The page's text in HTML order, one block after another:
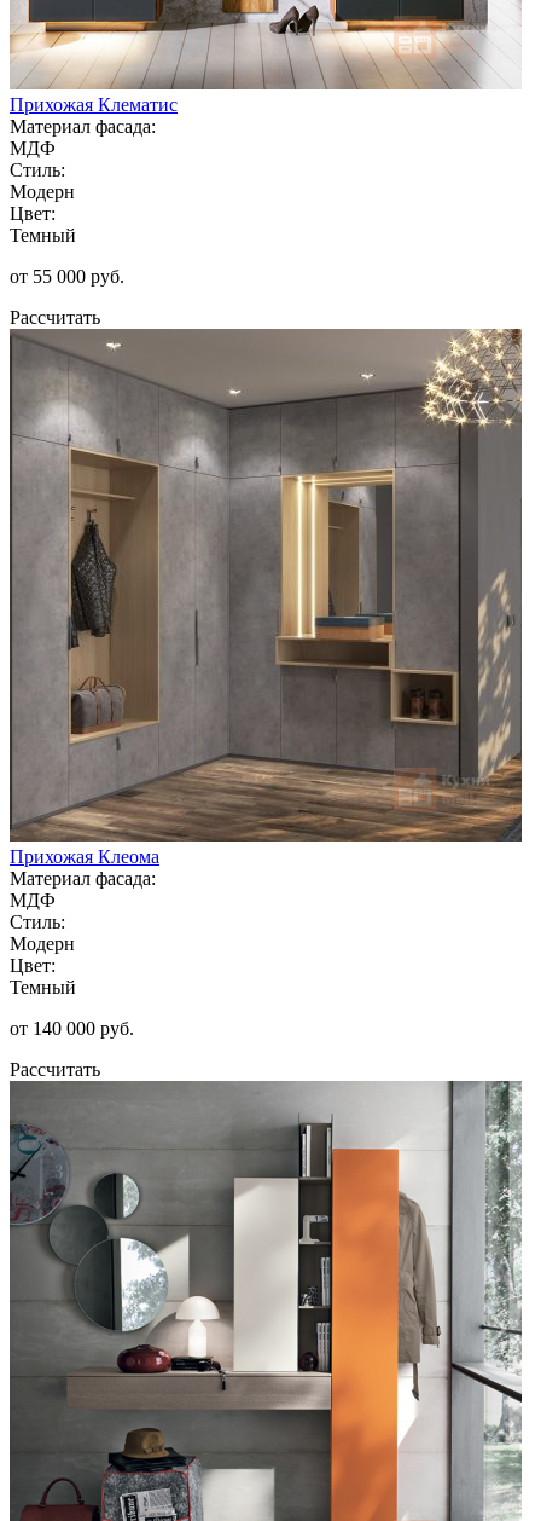
Прихожая Клематис
Материал фасада:
МДФ
Стиль:
Модерн
Цвет:
Темный
от 55 000 руб.
Рассчитать
Прихожая Клеома
Материал фасада:
МДФ
Стиль:
Модерн
Цвет:
Темный
от 140 000 руб.
Рассчитать